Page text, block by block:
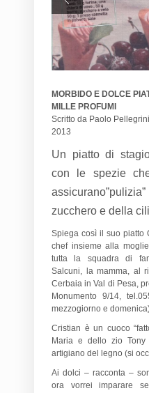
MORBIDO E DOLCE
MILLE PROFUMI
Scritto da Paolo
2013
Un piatto di
con le spezie
zucchero e della
Spiega così il suo piatto
chef insieme alla
tutta la squadra di
Salcuni, la mamma, al
Cerbaia in Val di Pesa,
Monumento 9/14,
mezzogiorno e
Cristian è un cuoco
Maria e dello zio
artigiano del legno (si
Ai dolci – racconta –
ora vorrei imparare